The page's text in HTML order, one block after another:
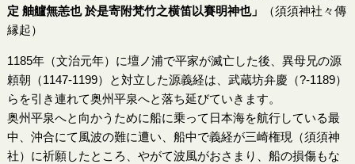
定 舳艫無恙也 於是寄附梵竹之横笛以賽明神也」
（須須神社々傳
縁起）
1185年（文治元年）に壇ノ浦で平家が滅亡した後、異母兄の源
頼朝（1147-1199）と対立した源義経は、武蔵坊弁慶（?-1189）
らを引き連れて奥州平泉へと落ち延びていきます。
奥州平泉へと向かうために船に乗って日本海を航行している最
中、沖合にて風波の難に遭い、船中で義経が三崎権現（須須神
社）に祈願したところ、やがて波風がおさまり、船の損傷もな